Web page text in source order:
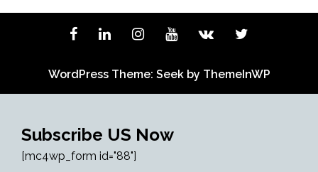
WordPress Theme: Seek by ThemeInWP
Subscribe US Now
[mc4wp_form id="88"]